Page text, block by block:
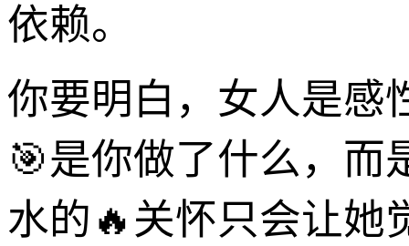
依赖。
你要明白，女人是感
🎯是你做了什么，而
水的🔥关怀只会让她